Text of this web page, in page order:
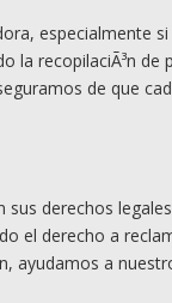
especialmente
recopilaciÃ³n de
de que
derechos
el derecho a
ayudamos a